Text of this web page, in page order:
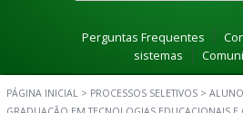
Perguntas Frequentes
sistemas
PÁGINA INICIAL > PROCESSOS SELETIVOS >